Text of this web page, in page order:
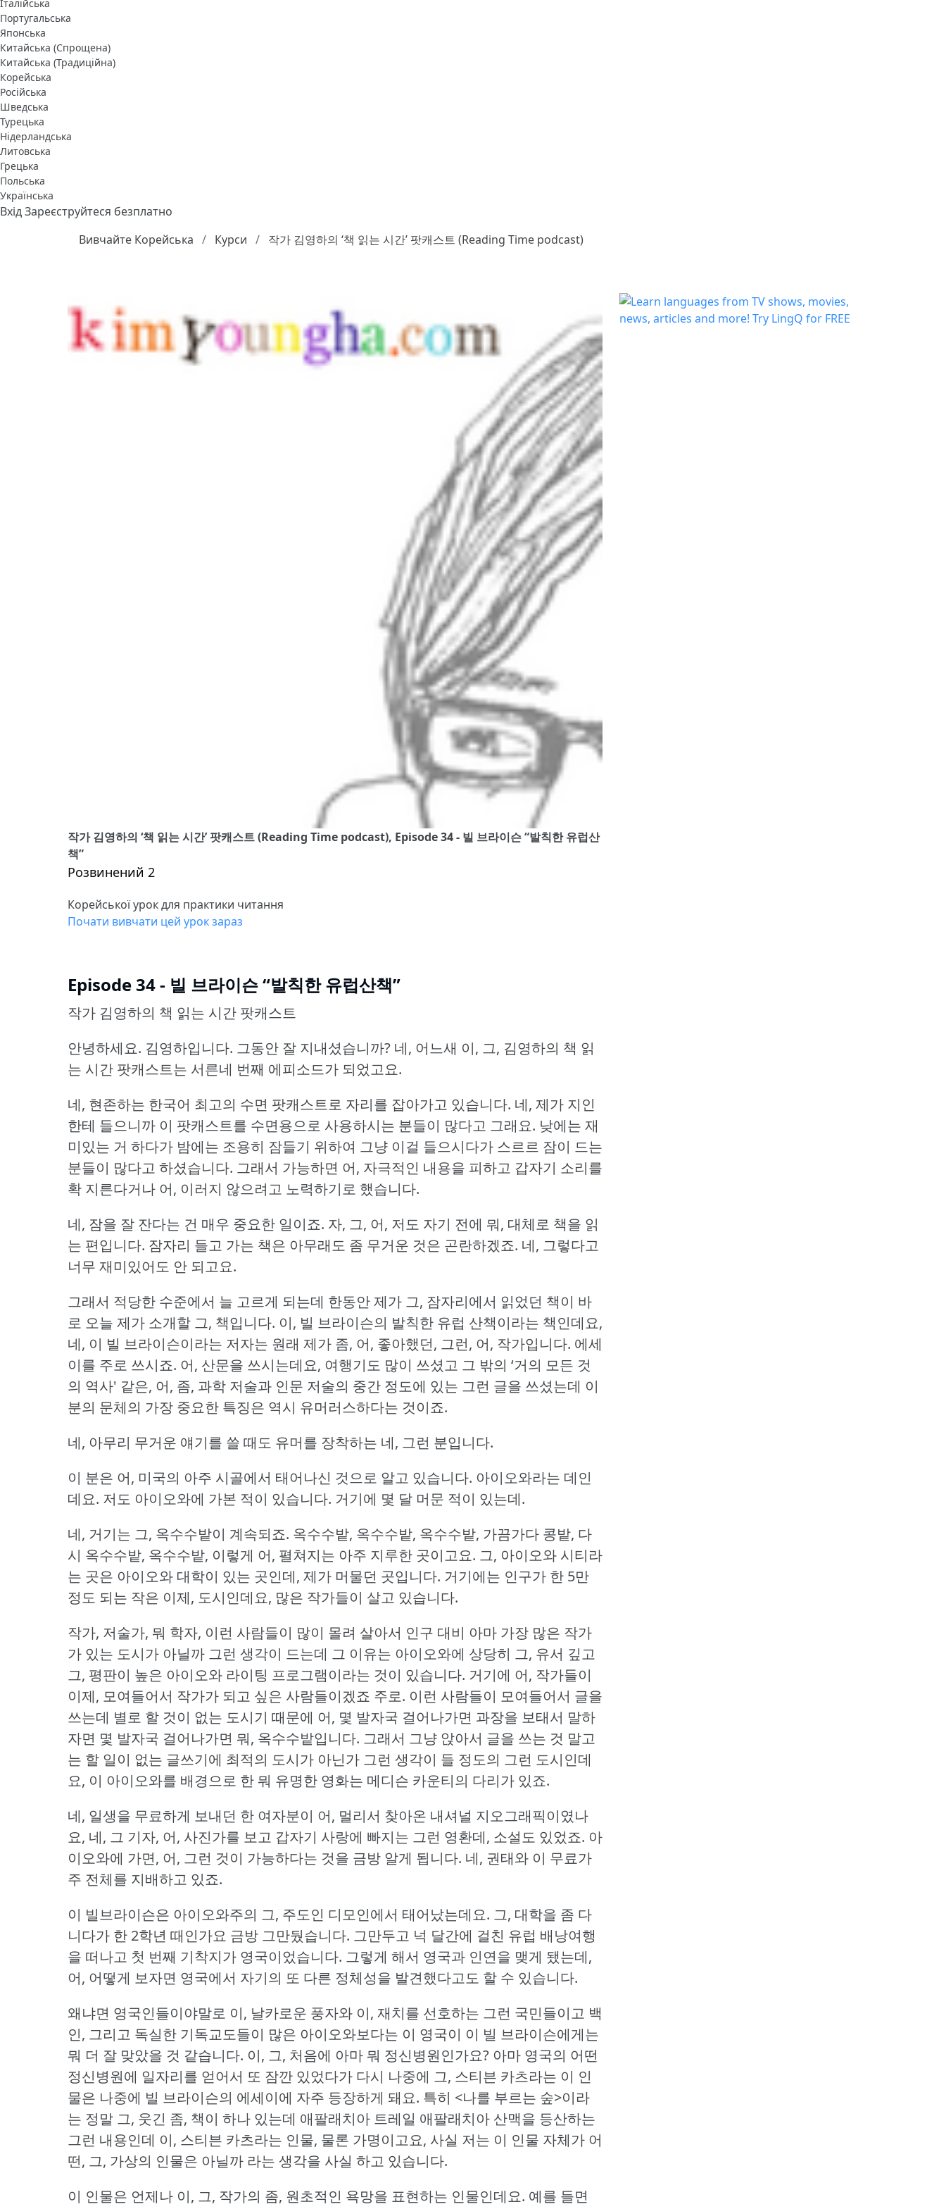
Італійська
Португальська
Японська
Китайська (Спрощена)
Китайська (Традиційна)
Корейська
Російська
Шведська
Турецька
Нідерландська
Литовська
Грецька
Польська
Українська
ВхідЗареєструйтеся безплатно
Вивчайте Корейська
Курси 작가 김영하의 ‘책 읽는 시간’ 팟캐스트 (Reading Time podcast)
작가 김영하의 ‘책 읽는 시간’ 팟캐스트 (Reading Time podcast), Episode 34 - 빌 브라이슨 “발칙한 유럽산
책”
Розвинений 2
Корейської урок для практики читання
Почати вивчати цей урок зараз
Episode 34 - 빌 브라이슨 “발칙한 유럽산책”
작가 김영하의 책 읽는 시간 팟캐스트
안녕하세요. 김영하입니다. 그동안 잘 지내셨습니까? 네, 어느새 이, 그, 김영하의 책 읽
는 시간 팟캐스트는 서른네 번째 에피소드가 되었고요.
네, 현존하는 한국어 최고의 수면 팟캐스트로 자리를 잡아가고 있습니다. 네, 제가 지인
한테 들으니까 이 팟캐스트를 수면용으로 사용하시는 분들이 많다고 그래요. 낮에는 재
미있는 거 하다가 밤에는 조용히 잠들기 위하여 그냥 이걸 들으시다가 스르르 잠이 드는
분들이 많다고 하셨습니다. 그래서 가능하면 어, 자극적인 내용을 피하고 갑자기 소리를
확 지른다거나 어, 이러지 않으려고 노력하기로 했습니다.
네, 잠을 잘 잔다는 건 매우 중요한 일이죠. 자, 그, 어, 저도 자기 전에 뭐, 대체로 책을 읽
는 편입니다. 잠자리 들고 가는 책은 아무래도 좀 무거운 것은 곤란하겠죠. 네, 그렇다고
너무 재미있어도 안 되고요.
그래서 적당한 수준에서 늘 고르게 되는데 한동안 제가 그, 잠자리에서 읽었던 책이 바
로 오늘 제가 소개할 그, 책입니다. 이, 빌 브라이슨의 발칙한 유럽 산책이라는 책인데요,
네, 이 빌 브라이슨이라는 저자는 원래 제가 좀, 어, 좋아했던, 그런, 어, 작가입니다. 에세
이를 주로 쓰시죠. 어, 산문을 쓰시는데요, 여행기도 많이 쓰셨고 그 밖의 ‘거의 모든 것
의 역사' 같은, 어, 좀, 과학 저술과 인문 저술의 중간 정도에 있는 그런 글을 쓰셨는데 이
분의 문체의 가장 중요한 특징은 역시 유머러스하다는 것이죠.
네, 아무리 무거운 얘기를 쓸 때도 유머를 장착하는 네, 그런 분입니다.
이 분은 어, 미국의 아주 시골에서 태어나신 것으로 알고 있습니다. 아이오와라는 데인
데요. 저도 아이오와에 가본 적이 있습니다. 거기에 몇 달 머문 적이 있는데.
네, 거기는 그, 옥수수밭이 계속되죠. 옥수수밭, 옥수수밭, 옥수수밭, 가끔가다 콩밭, 다
시 옥수수밭, 옥수수밭, 이렇게 어, 펼쳐지는 아주 지루한 곳이고요. 그, 아이오와 시티라
는 곳은 아이오와 대학이 있는 곳인데, 제가 머물던 곳입니다. 거기에는 인구가 한 5만
정도 되는 작은 이제, 도시인데요, 많은 작가들이 살고 있습니다.
작가, 저술가, 뭐 학자, 이런 사람들이 많이 몰려 살아서 인구 대비 아마 가장 많은 작가
가 있는 도시가 아닐까 그런 생각이 드는데 그 이유는 아이오와에 상당히 그, 유서 깊고
그, 평판이 높은 아이오와 라이팅 프로그램이라는 것이 있습니다. 거기에 어, 작가들이
이제, 모여들어서 작가가 되고 싶은 사람들이겠죠 주로. 이런 사람들이 모여들어서 글을
쓰는데 별로 할 것이 없는 도시기 때문에 어, 몇 발자국 걸어나가면 과장을 보태서 말하
자면 몇 발자국 걸어나가면 뭐, 옥수수밭입니다. 그래서 그냥 앉아서 글을 쓰는 것 말고
는 할 일이 없는 글쓰기에 최적의 도시가 아닌가 그런 생각이 들 정도의 그런 도시인데
요, 이 아이오와를 배경으로 한 뭐 유명한 영화는 메디슨 카운티의 다리가 있죠.
네, 일생을 무료하게 보내던 한 여자분이 어, 멀리서 찾아온 내셔널 지오그래픽이였나
요, 네, 그 기자, 어, 사진가를 보고 갑자기 사랑에 빠지는 그런 영환데, 소설도 있었죠. 아
이오와에 가면, 어, 그런 것이 가능하다는 것을 금방 알게 됩니다. 네, 권태와 이 무료가
주 전체를 지배하고 있죠.
이 빌브라이슨은 아이오와주의 그, 주도인 디모인에서 태어났는데요. 그, 대학을 좀 다
니다가 한 2학년 때인가요 금방 그만뒀습니다. 그만두고 넉 달간에 걸친 유럽 배낭여행
을 떠나고 첫 번째 기착지가 영국이었습니다. 그렇게 해서 영국과 인연을 맺게 됐는데,
어, 어떻게 보자면 영국에서 자기의 또 다른 정체성을 발견했다고도 할 수 있습니다.
왜냐면 영국인들이야말로 이, 날카로운 풍자와 이, 재치를 선호하는 그런 국민들이고 백
인, 그리고 독실한 기독교도들이 많은 아이오와보다는 이 영국이 이 빌 브라이슨에게는
뭐 더 잘 맞았을 것 같습니다. 이, 그, 처음에 아마 뭐 정신병원인가요? 아마 영국의 어떤
정신병원에 일자리를 얻어서 또 잠깐 있었다가 다시 나중에 그, 스티븐 카츠라는 이 인
물은 나중에 빌 브라이슨의 에세이에 자주 등장하게 돼요. 특히 <나를 부르는 숲>이라
는 정말 그, 웃긴 좀, 책이 하나 있는데 애팔래치아 트레일 애팔래치아 산맥을 등산하는
그런 내용인데 이, 스티븐 카츠라는 인물, 물론 가명이고요, 사실 저는 이 인물 자체가 어
떤, 그, 가상의 인물은 아닐까 라는 생각을 사실 하고 있습니다.
이 인물은 언제나 이, 그, 작가의 좀, 원초적인 욕망을 표현하는 인물인데요. 예를 들면